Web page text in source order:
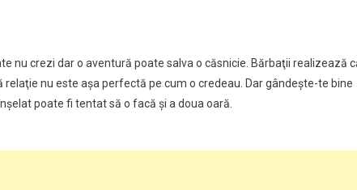
nu crezi dar o aventură poate salva o căsnicie. Bărbaţii realizează
nu este aşa perfectă pe cum o credeau. Dar gândeşte-te bine
poate fi tentat să o facă şi a doua oară.